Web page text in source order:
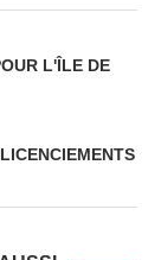
L'ÎLE DE